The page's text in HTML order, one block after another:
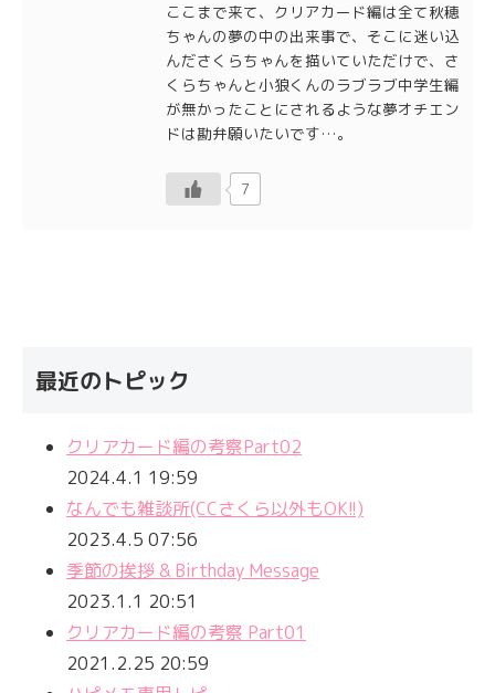
ここまで来て、クリアカード編は全て秋穂
ちゃんの夢の中の出来事で、そこに迷い込
んださくらちゃんを描いていただけで、さ
くらちゃんと小狼くんのラブラブ中学生編
が無かったことにされるような夢オチエン
ドは勘弁願いたいです…。
7
最近のトピック
クリアカード編の考察Part02
2024.4.1 19:59
なんでも雑談所(CCさくら以外もOK!!)
2023.4.5 07:56
季節の挨拶 & Birthday Message
2023.1.1 20:51
クリアカード編の考察 Part01
2021.2.25 20:59